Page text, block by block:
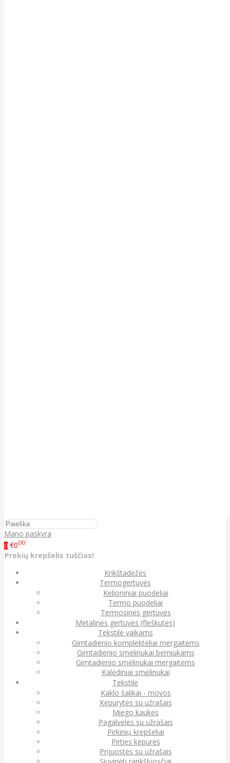
Mano paskyra
0 €000
Prekių krepšelis tuščias!
Krikštadėžės
Termogertuvės
Kelioniniai puodeliai
Termo puodeliai
Termosinės gertuvės
Metalinės gertuvės (fleškutės)
Tekstilė vaikams
Gimtadienio komplektėliai mergaitėms
Gimtadienio smėlinukai berniukams
Gimtadienio smėlinukai mergaitėms
Kalėdiniai smėlinukai
Tekstilė
Kaklo šalikai - movos
Kepurytės su užrašais
Miego kaukės
Pagalvėlės su užrašais
Pirkinių krepšeliai
Pirties kepurės
Prijuostės su užrašais
Siuvinėti rankšluosčiai